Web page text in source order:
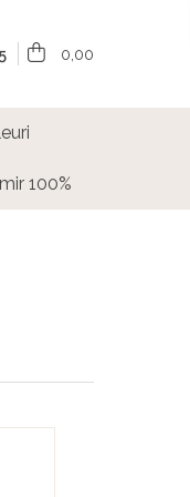
0,00
100%